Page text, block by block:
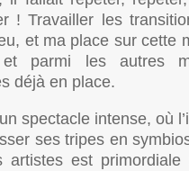
! Travailler les
et ma place sur cette
parmi les autres
déjà en place.
spectacle intense, où
ses tripes en
artistes est